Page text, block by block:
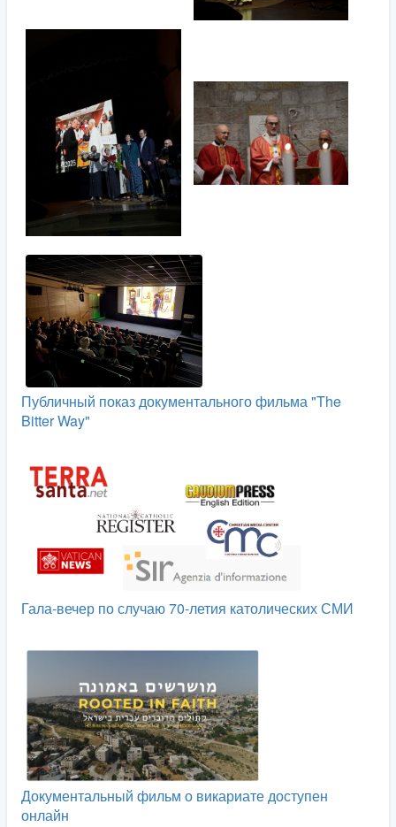
Публичный показ документального фильма "The
Bitter Way"
Гала-вечер по случаю 70-летия католических СМИ
Документальный фильм о викариате доступен
онлайн